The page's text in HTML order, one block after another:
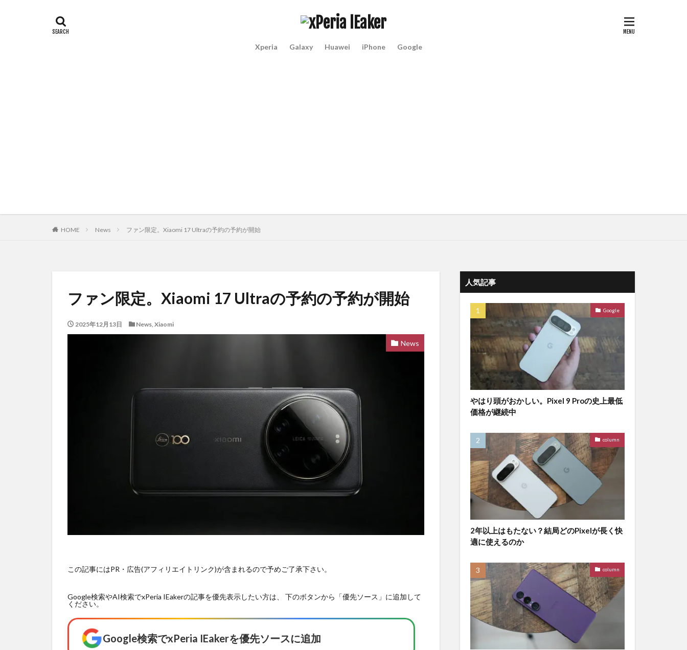
Xperia Galaxy Huawei iPhone Google
HOME News ファン限定。Xiaomi 17 Ultraの予約の予約が開始
ファン限定。Xiaomi 17 Ultraの予約の予約が開始
2025年12月13日 News, Xiaomi
News
この記事にはPR・広告(アフィリエイトリンク)が含まれるので予めご了承下さい。
Google検索やAI検索でxPeria IEakerの記事を優先表示したい方は、 下のボタンから「優先ソース」に追加して
ください。
Google検索でxPeria IEakerを優先ソースに追加
人気記事
Google
やはり頭がおかしい。Pixel 9 Proの史上最低
価格が継続中
column
2年以上はもたない？結局どのPixelが長く快
適に使えるのか
column